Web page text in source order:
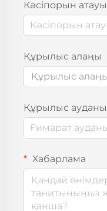
Кәсіпорын атауы
Құрылыс алаңы
Құрылыс
Құрылыс ауданы
Хабарлама